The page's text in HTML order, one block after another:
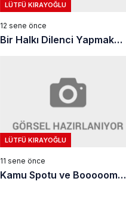
LÜTFÜ KIRAYOĞLU
12 sene önce
Bir Halkı Dilenci Yapmak…
LÜTFÜ KIRAYOĞLU
11 sene önce
Kamu Spotu ve Booooom…